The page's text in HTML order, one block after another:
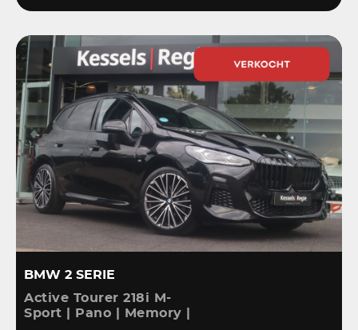
BMW 2 SERIE
Active Tourer 218i M-
Sport | Pano | Memory |